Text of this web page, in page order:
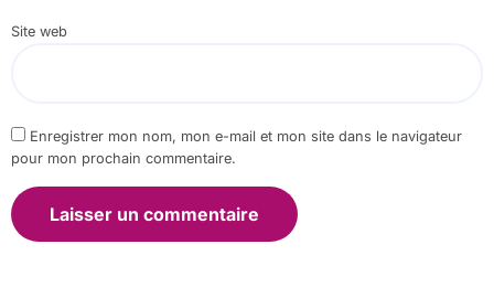
Site web
Enregistrer mon nom, mon e-mail et mon site dans le navigateur
pour mon prochain commentaire.